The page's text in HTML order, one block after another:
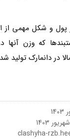
پول و شکل مهمی از
در دانمارک تولید
clashyha-